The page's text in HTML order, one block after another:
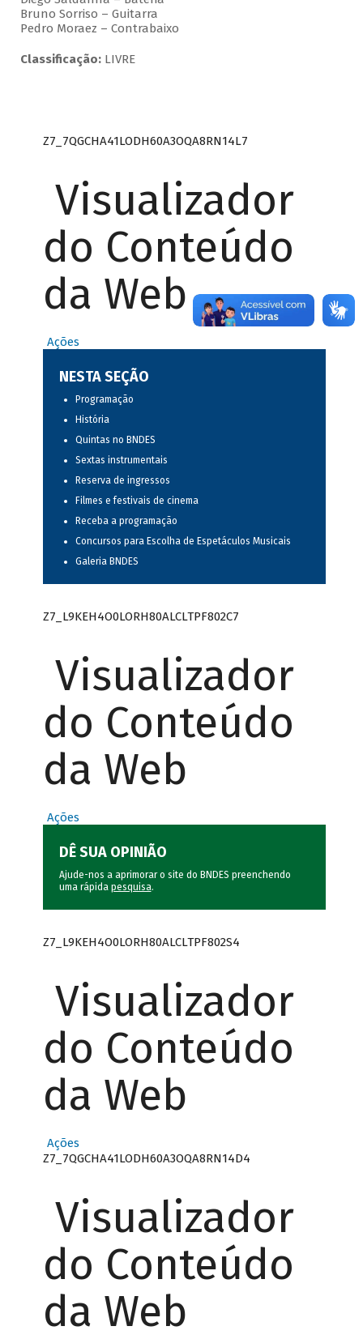
Bruno Sorriso – Guitarra
Pedro Moraez – Contrabaixo
Classificação:LIVRE
Z7_7QGCHA41LODH60A3OQA8RN14L7
Visualizador
do Conteúdo
da Web
Ações
NESTA SEÇÃO
Programação
História
Quintas no BNDES
Sextas instrumentais
Reserva de ingressos
Filmes e festivais de cinema
Receba a programação
Concursos para Escolha de Espetáculos Musicais
Galeria BNDES
Z7_L9KEH4O0LORH80ALCLTPF802C7
Visualizador
do Conteúdo
da Web
Ações
DÊ SUA OPINIÃO
Ajude-nos a aprimorar o site do BNDES preenchendo
uma rápida pesquisa.
Z7_L9KEH4O0LORH80ALCLTPF802S4
Visualizador
do Conteúdo
da Web
Ações
Z7_7QGCHA41LODH60A3OQA8RN14D4
Visualizador
do Conteúdo
da Web